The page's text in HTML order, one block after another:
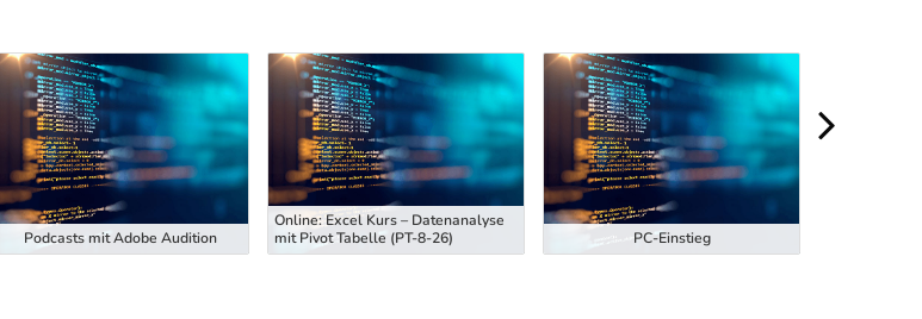
Podcasts mit Adobe Audition
Online: Excel Kurs – Datenanalyse
mit Pivot Tabelle (PT-8-26)
PC-Einstieg